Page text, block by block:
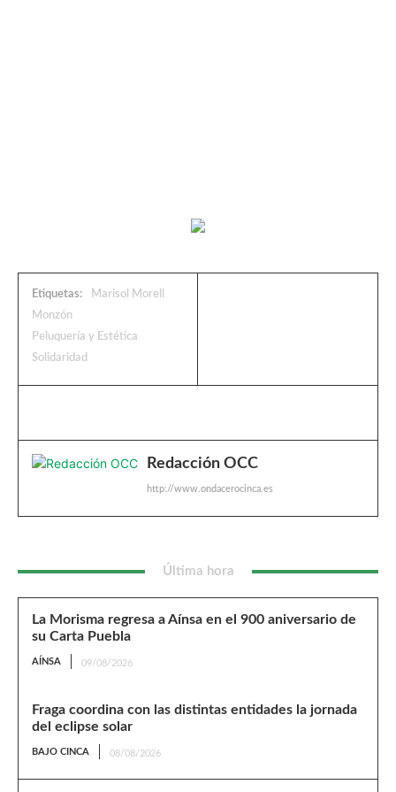
Etiquetas:
Marisol Morell
Monzón
Peluquería y Estética
Solidaridad
Redacción OCC
http://www.ondacerocinca.es
Última hora
La Morisma regresa a Aínsa en el 900 aniversario de
su Carta Puebla
AÍNSA 09/08/2026
Fraga coordina con las distintas entidades la jornada
del eclipse solar
BAJO CINCA 08/08/2026